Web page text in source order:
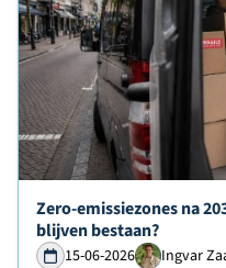
Lees verder over
Zero-emissiezones na
blijven bestaan?
15-06-2026 Ingvar